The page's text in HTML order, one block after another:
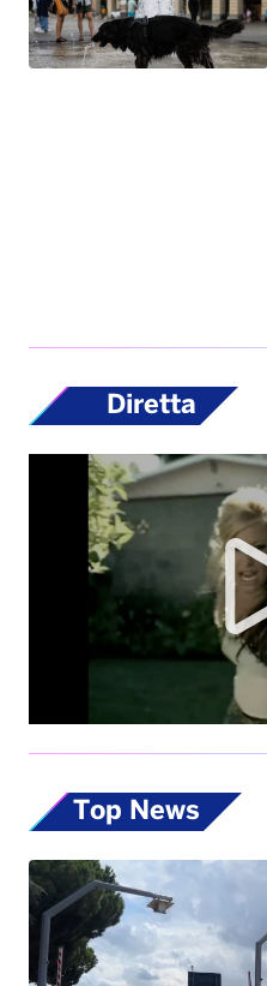
Diretta
Top News